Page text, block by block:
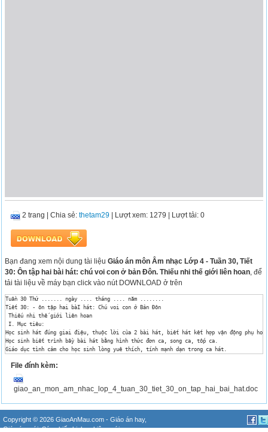
2 trang |Chia sẻ:thetam29 | Lượt xem: 1279 | Lượt tải: 0
Bạn đang xem nội dung tài liệuGiáo án môn Âm nhạc Lớp 4 - Tuần 30, Tiết
30: Ôn tập hai bài hát: chú voi con ở bản Đôn. Thiếu nhi thế giới liên hoan, để
tải tài liệu về máy bạn click vào nút DOWNLOAD ở trên
Tuần 30 Thứ ....... ngày .... tháng .... năm ........
Tiết 30: - ôn tập hai bàI hát: Chú voi con ở Bản Đôn
Thiếu nhi thế giới liên hoan
I. Mục tiêu:
Học sinh hát đúng giai điệu, thuộc lời của 2 bài hát, biết hát kết hợp vận động phụ
Học sinh biết trình bầy bài hát bằng hình thức đơn ca, song ca, tốp ca.
Giáo dục tình cảm cho học sinh lòng yuê thích, tính mạnh dạn trong ca hát.
Giáo viên: + Đàn Óc gan, máy nghe, băng nhạc, nhạc cụ gõ.
Học sinh: + Sách giáo khoa Âm nhạc lớp 4, vở ghi, bút, thước kẻ.
III. Các hoạt động dạy - học chủ yếu:
Nội dung
Hoạt động 1
Ôn định tổ chức- Kiểm tra bài cũ.
File đính kèm:
giao_an_mon_am_nhac_lop_4_tuan_30_tiet_30_on_tap_hai_bai_hat.doc
Copyright © 2026 GiaoAnMau.com - Giáo án hay,
Giáo án mới,Sáng kiến kinh nghiệm mới